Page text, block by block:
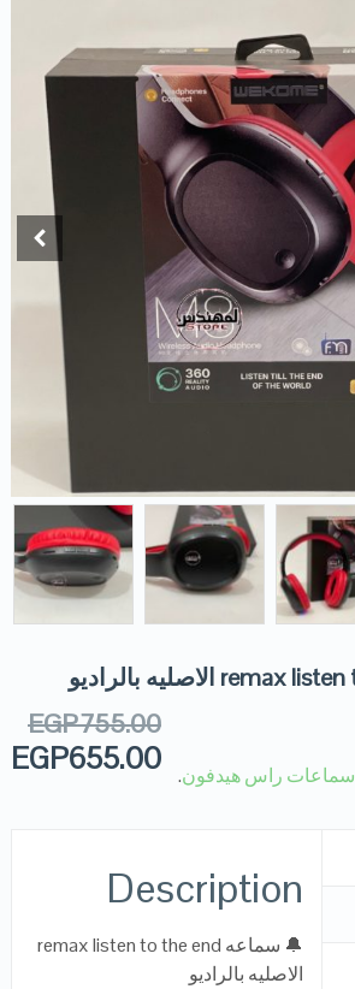
EGP755.00
EGP655.00 سماعات راس هيدفون.
Description
🔔 سماعه remax listen to the end
الاصليه بالراديو